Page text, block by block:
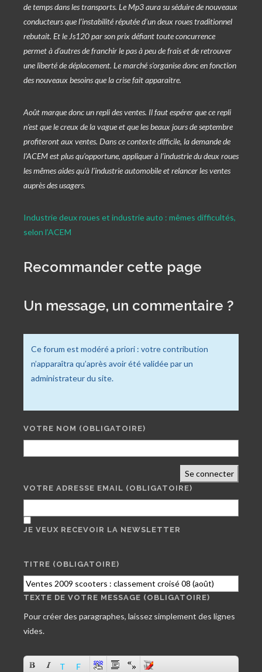
de temps dans les transports. Le Mp3 aura su séduire de nouveaux
conducteurs que l’instabilité réputée d’un deux roues traditionnel
rebutait. Et le Js120 par son prix défiant toute concurrence
permet à d’autres de franchir le pas à peu de frais et de retrouver
une liberté de déplacement. Le marché s’organise donc en fonction
des nouveaux besoins que la crise fait apparaitre.
Août marque donc un repli des ventes. Il faut espérer que ce repli
n’est que le creux de la vague et que les beaux jours de septembre
profiteront aux ventes. Dans ce contexte difficile, la demande de
l’ACEM est plus qu’opportune, appliquer à l’industrie du deux roues
les mêmes aides qu’à l’industrie automobile et relancer les ventes
auprès des usagers.
Industrie deux roues et industrie auto : mêmes difficultés,
selon l’ACEM
Recommander cette page
Un message, un commentaire ?
Ce forum est modéré a priori : votre contribution
n’apparaîtra qu’après avoir été validée par un
administrateur du site.
VOTRE NOM (OBLIGATOIRE)
Se connecter
VOTRE ADRESSE EMAIL (OBLIGATOIRE)
JE VEUX RECEVOIR LA NEWSLETTER
TITRE (OBLIGATOIRE)
TEXTE DE VOTRE MESSAGE (OBLIGATOIRE)
Pour créer des paragraphes, laissez simplement des lignes
vides.